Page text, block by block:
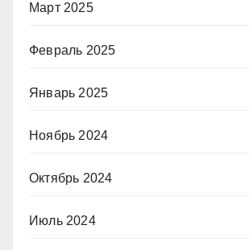
Март 2025
Февраль 2025
Январь 2025
Ноябрь 2024
Октябрь 2024
Июль 2024